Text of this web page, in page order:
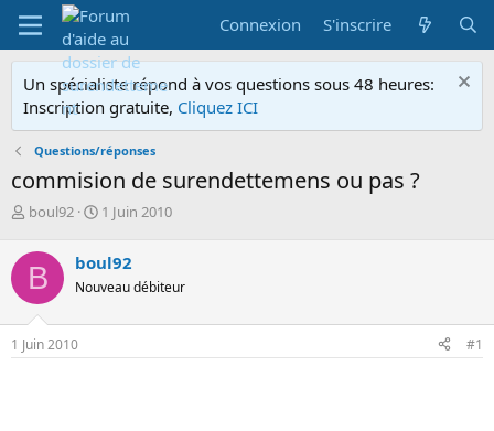
Connexion S'inscrire
Un spécialiste répond à vos questions sous 48 heures:
Inscription gratuite, Cliquez ICI
Questions/réponses
commision de surendettemens ou pas ?
A
t
e
u
r
d
e
boul92
D
e
d
d
1 Juin 2010
B boul92
Nouveau débiteur
1 Juin 2010 #1